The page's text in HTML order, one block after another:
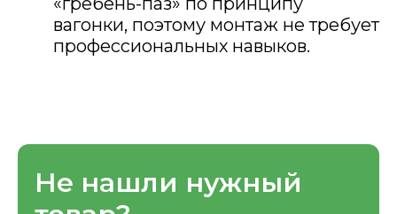
вагонки, поэтому монтаж не требует
профессиональных навыков.
Не нашли нужный